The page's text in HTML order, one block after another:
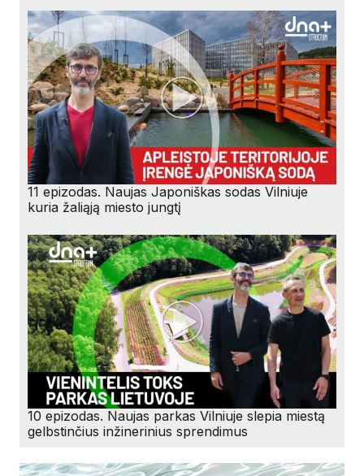
11 epizodas. Naujas Japoniškas sodas Vilniuje
kuria žaliąją miesto jungtį
10 epizodas. Naujas parkas Vilniuje slepia miestą
gelbstinčius inžinerinius sprendimus